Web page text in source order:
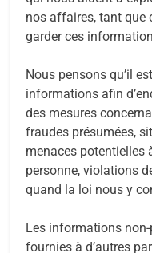
nos affaires, tant que
garder ces
Nous pensons qu’il
informations afin
des mesures
fraudes présumées,
menaces potentielles
personne, violations
quand la loi nous y
Les informations
fournies à d’autres